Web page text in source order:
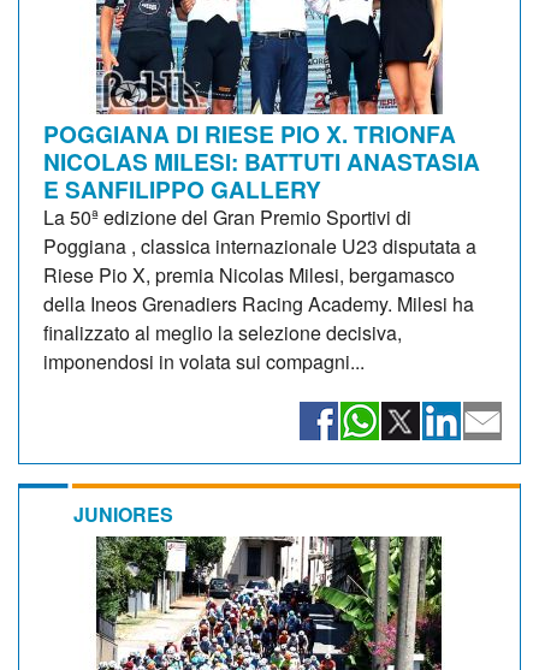
POGGIANA DI RIESE PIO X. TRIONFA
NICOLAS MILESI: BATTUTI ANASTASIA
E SANFILIPPO GALLERY
La 50ª edizione del Gran Premio Sportivi di
Poggiana , classica internazionale U23 disputata a
Riese Pio X, premia Nicolas Milesi, bergamasco
della Ineos Grenadiers Racing Academy. Milesi ha
finalizzato al meglio la selezione decisiva,
imponendosi in volata sui compagni...
JUNIORES